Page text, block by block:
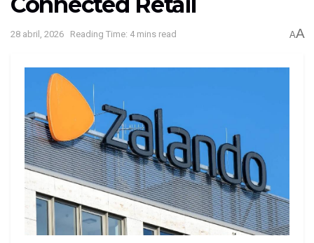
28 abril, 2026 Reading Time: 4 mins read AA